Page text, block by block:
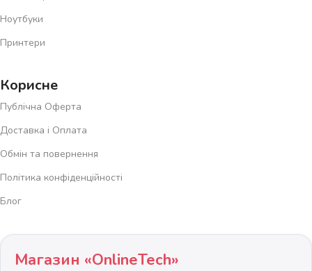
Ноутбуки
Принтери
Корисне
Публічна Оферта
Доставка і Оплата
Обмін та повернення
Політика конфіденційності
Блог
Магазин «OnlineTech»